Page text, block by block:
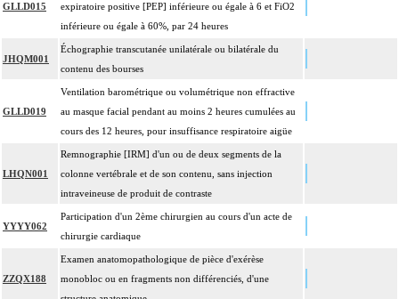
GLLD015
expiratoire positive [PEP] inférieure ou égale à 6 et FiO2
inférieure ou égale à 60%, par 24 heures
JHQM001
Échographie transcutanée unilatérale ou bilatérale du
contenu des bourses
GLLD019
Ventilation barométrique ou volumétrique non effractive
au masque facial pendant au moins 2 heures cumulées au
cours des 12 heures, pour insuffisance respiratoire aigüe
LHQN001
Remnographie [IRM] d'un ou de deux segments de la
colonne vertébrale et de son contenu, sans injection
intraveineuse de produit de contraste
YYYY062
Participation d'un 2ème chirurgien au cours d'un acte de
chirurgie cardiaque
ZZQX188
Examen anatomopathologique de pièce d'exérèse
monobloc ou en fragments non différenciés, d'une